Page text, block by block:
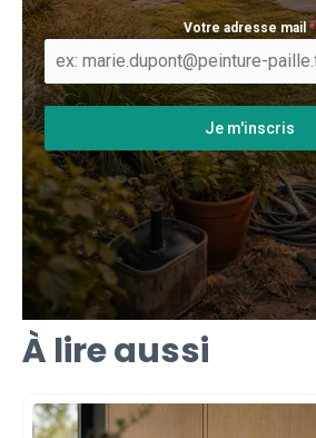
Votre adresse mail*
Je m'inscris
À lire aussi